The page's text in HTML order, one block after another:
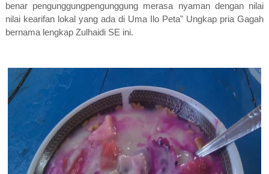
benar pengunggungpengunggung merasa nyaman dengan nilai
nilai kearifan lokal yang ada di Uma Ilo Peta" Ungkap pria Gagah
bernama lengkap Zulhaidi SE ini.